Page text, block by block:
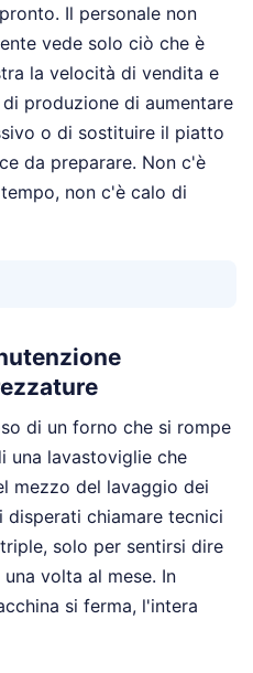
Il personale non
vede solo ciò che è
la velocità di vendita e
produzione di aumentare
o di sostituire il piatto
da preparare. Non c'è
non c'è calo di
di un forno che si rompe
una lavastoviglie che
mezzo del lavaggio dei
chiamare tecnici
solo per sentirsi dire
volta al mese. In
si ferma, l'intera